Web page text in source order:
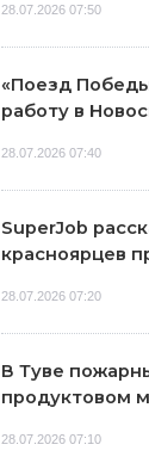
28.07.2026 07:50
«Поезд
работу в
28.07.2026 07:40
SuperJob
красноярцев
28.07.2026 07:20
В Туве
продуктовом
28.07.2026 07:10